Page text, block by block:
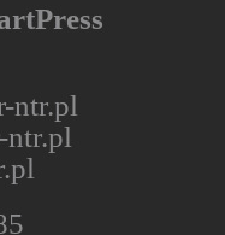
ntr.pl
ntr.pl